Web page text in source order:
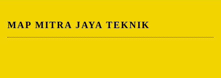
MAP MITRA JAYA TEKNIK